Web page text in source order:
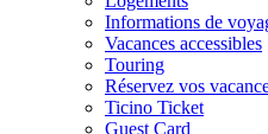
Informations de
Vacances accessibles
Touring
Réservez vos
Ticino Ticket
Guest Card